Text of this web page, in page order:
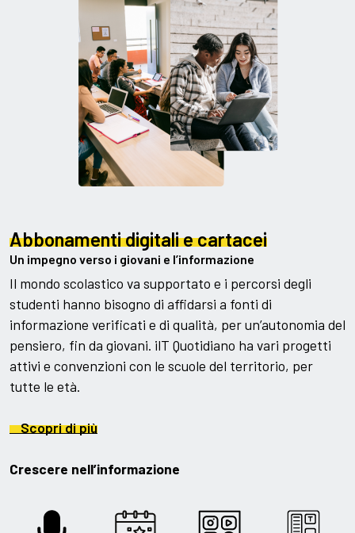
Abbonamenti digitali e cartacei
Un impegno verso i giovani e l’informazione
Il mondo scolastico va supportato e i percorsi degli
studenti hanno bisogno di affidarsi a fonti di
informazione verificati e di qualità, per un’autonomia del
pensiero, fin da giovani. ilT Quotidiano ha vari progetti
attivi e convenzioni con le scuole del territorio, per
tutte le età.
Scopri di più
Crescere nell’informazione